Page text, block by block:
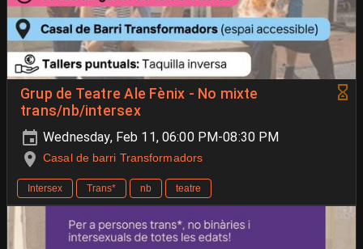
Grup de Teatre Ale Fènix - No mixte
trans/nb/intersex
Wednesday, Feb 11, 06:00 PM-08:30 PM
Casal de barri Transformadors
Intersex Trans* nb teatre